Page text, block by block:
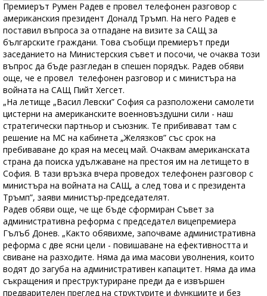
Премиерът Румен Радев е провел телефонен разговор с
американския президент Доналд Тръмп. На него Радев е
поставил въпроса за отпадане на визите за САЩ за
българските граждани. Това съобщи премиерът преди
заседанието на Министерския съвет и посочи, че очаква този
въпрос да бъде разгледан в спешен порядък. Радев обяви
още, че е провел телефонен разговор и с министъра на
войната на САЩ Пийт Хегсет.
„На летище „Васил Левски” София са разположени самолети
цистерни на американските военновъздушни сили - наш
стратегически партньор и съюзник. Те прибивават там с
решение на МС на кабинета „Желязков” със срок на
пребиваване до края на месец май. Очаквам американската
страна да поиска удължаване на престоя им на летището в
София. В тази връзка вчера проведох телефонен разговор с
министъра на войната на САЩ, а след това и с президента
Тръмп”, заяви министър-председателят.
Радев обяви още, че ще бъде сформиран Съвет за
административна реформа с председател вицепремиера
Гълъб Донев. „Както обявихме, започваме административна
реформа с две ясни цели - повишаване на ефективността и
свиване на разходите. Няма да има масови уволнения, които
водят до загуба на административен капацитет. Няма да има
съкращения и преструктуриране преди да е извършен
предварителен преглед на структурите и функциите и без